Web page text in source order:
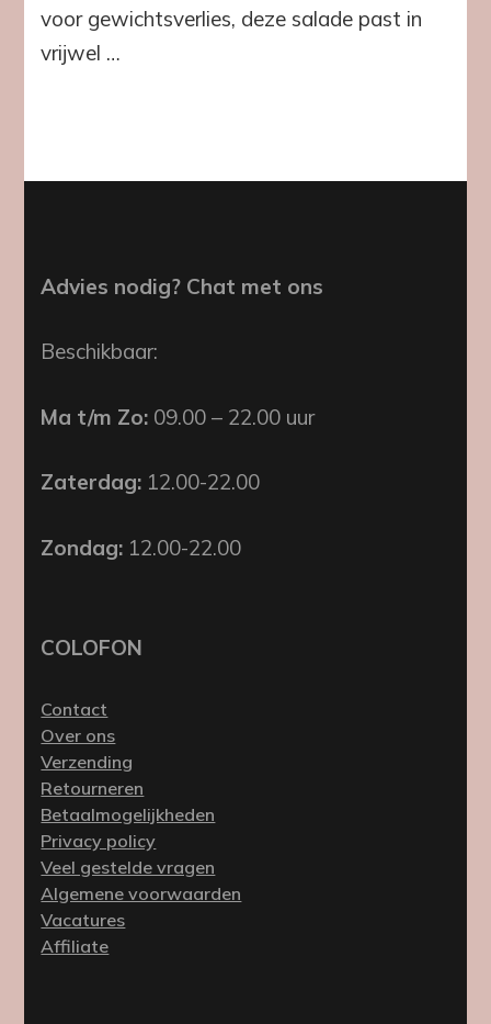
balans
voor gewichtsverlies, deze salade past in
vrijwel …
Advies nodig? Chat met ons
Beschikbaar:
Ma t/m Zo: 09.00 – 22.00 uur
Zaterdag: 12.00-22.00
Zondag: 12.00-22.00
COLOFON
Contact
Over ons
Verzending
Retourneren
Betaalmogelijkheden
Privacy policy
Veel gestelde vragen
Algemene voorwaarden
Vacatures
Affiliate